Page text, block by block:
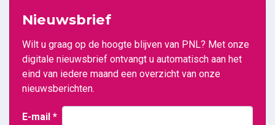
Nieuwsbrief
Wilt u graag op de hoogte blijven van PNL? Met onze
digitale nieuwsbrief ontvangt u automatisch aan het
eind van iedere maand een overzicht van onze
nieuwsberichten.
E-mail *